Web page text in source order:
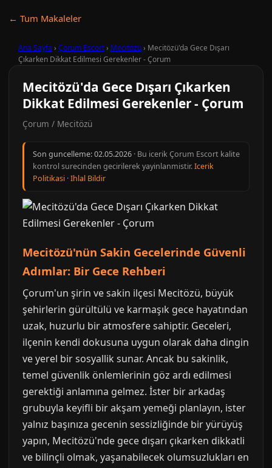
← Tum Makaleler
Ana Sayfa › Çorum Escort› Mecitözü› Mecitözü'da Gece Dışarı
Çıkarken Dikkat Edilmesi Gerekenler - Çorum
Mecitözü'da Gece Dışarı Çıkarken
Dikkat Edilmesi Gerekenler - Çorum
Çorum / Mecitözü
Son guncelleme:02.05.2026 · Bu icerik Çorum Escort kalite
kontrol surecinden gecirilerek yayinlanmistir.Icerik
Politikasi ·Ihlal Bildir
Mecitözü'nün Sakin Gecelerinde Güvenli
Adımlar: Bir Gece Rehberi
Çorum'un şirin ve sakin ilçesi Mecitözü, büyük
şehirlerin gürültülü ve karmaşık gece hayatından
uzak, huzurlu bir atmosfere sahiptir. Geceleri,
ilçenin kendi dokusuna uygun olarak daha dingin
ve yerel bir sosyallik sunar. Ancak bu sakinlik,
temel güvenlik önlemlerinin göz ardı edilmesi
gerektiği anlamına gelmez. İster bir arkadaş
grubuyla keyifli bir akşam yemeği planlayın, ister
yalnız başınıza gecenin sessizliğinde bir yürüyüş
yapın, Mecitözü'nde gece dışarı çıkarken dikkatli
ve bilinçli olmak, yaşanabilecek olumsuzlukları en